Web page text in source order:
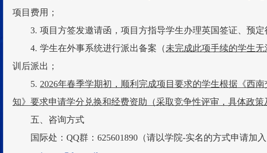
项目费用；
3. 项目方签发邀请函，项目方指导学生办理英国签证、预定
4. 学生在外事系统进行派出备案（未完成此项手续的学生
训后派出；
5. 2026年春季学期初，顺利完成项目要求的学生根据《西
知》要求申请学分兑换和经费资助（采取竞争性评审，具体政策
五、咨询方式
国际处：QQ群：625601890（请以学院-实名的方式申请加入